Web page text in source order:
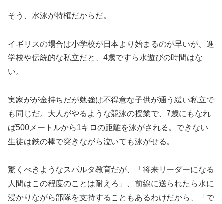
そう、水泳が特権だからだ。
イギリスの場合は小学校が日本より始まるのが早いが、進
学校や伝統的な私立だと、4歳ですら水遊びの時間はな
い。
実家がが金持ちだが勉強は不得意な子供が通う緩い私立で
も同じだ。大人がやるような競泳の授業で、7歳にもなれ
ば500メートルから1キロの距離を泳がされる。できない
生徒は鉄の棒で突きながら泣いても泳がせる。
驚くべきようなスパルタ教育だが、「将来リーダーになる
人間はこの程度のことは耐えろ」、前線に送られたら水に
浸かりながら部隊を支持することもあるわけだから、「で